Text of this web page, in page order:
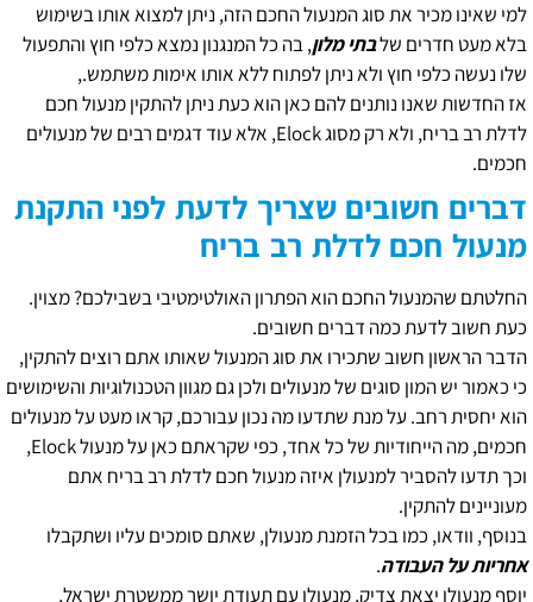
למי שאינו מכיר את סוג המנעול החכם הזה, ניתן למצוא אותו בשימוש
בלא מעט חדרים שלבתי מלון, בה כל המנגנון נמצא כלפי חוץ והתפעול
שלו נעשה כלפי חוץ ולא ניתן לפתוח ללא אותו אימות משתמש.,
אז החדשות שאנו נותנים להם כאן הוא כעת ניתן להתקין מנעול חכם
לדלת רב בריח, ולא רק מסוג Elock, אלא עוד דגמים רבים של מנעולים
חכמים.
דברים חשובים שצריך לדעת לפני התקנת
מנעול חכם לדלת רב בריח
החלטתם שהמנעול החכם הוא הפתרון האולטימטיבי בשבילכם? מצוין.
כעת חשוב לדעת כמה דברים חשובים.
הדבר הראשון חשוב שתכירו את סוג המנעול שאותו אתם רוצים להתקין,
כי כאמור יש המון סוגים של מנעולים ולכן גם מגוון הטכנולוגיות והשימושים
הוא יחסית רחב. על מנת שתדעו מה נכון עבורכם, קראו מעט על מנעולים
חכמים, מה הייחודיות של כל אחד, כפי שקראתם כאן על מנעול Elock,
וכך תדעו להסביר למנעולן איזה מנעול חכם לדלת רב בריח אתם
מעוניינים להתקין.
בנוסף, וודאו, כמו בכל הזמנת מנעולן, שאתם סומכים עליו ושתקבלו
אחריות על העבודה.
יוסף מנעולן יצאת צדיק, מנעולן עם תעודת יושר ממשטרת ישראל,